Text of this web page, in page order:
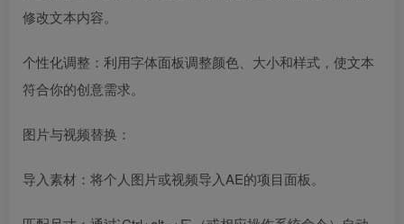
修改文本内容。
个性化调整：利用字体面板调整颜色、大小和样式，使文本
符合你的创意需求。
图片与视频替换：
导入素材：将个人图片或视频导入AE的项目面板。